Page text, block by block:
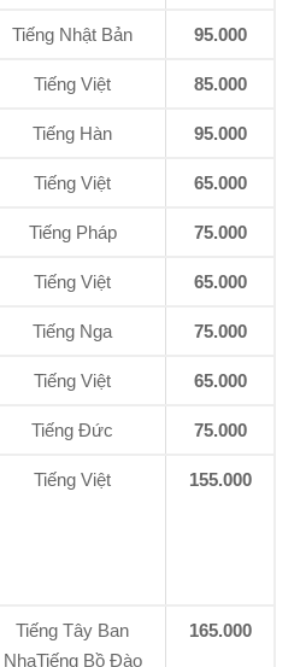
Tiếng Nhật Bản 95.000
Tiếng Việt 85.000
Tiếng Hàn 95.000
Tiếng Việt 65.000
Tiếng Pháp 75.000
Tiếng Việt 65.000
Tiếng Nga 75.000
Tiếng Việt 65.000
Tiếng Đức 75.000
Tiếng Việt 155.000
Tiếng Tây Ban
NhaTiếng Bồ Đào
165.000